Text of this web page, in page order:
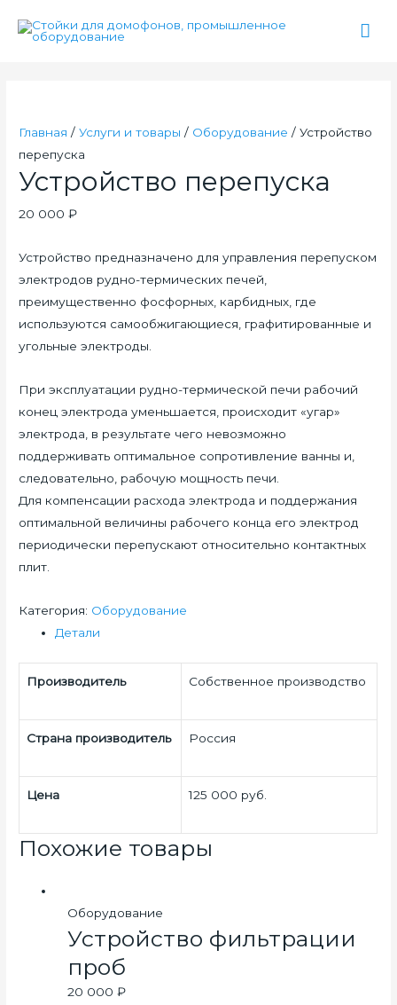
Главная /Услуги и товары / Оборудование / Устройство
перепуска
Устройство перепуска
20 000₽
Устройство предназначено для управления перепуском
электродов рудно-термических печей,
преимущественно фосфорных, карбидных, где
используются самообжигающиеся, графитированные и
угольные электроды.
При эксплуатации рудно-термической печи рабочий
конец электрода уменьшается, происходит «угар»
электрода, в результате чего невозможно
поддерживать оптимальное сопротивление ванны и,
следовательно, рабочую мощность печи.
Для компенсации расхода электрода и поддержания
оптимальной величины рабочего конца его электрод
периодически перепускают относительно контактных
плит.
Количество
Категория: Оборудование
Детали
Производитель Собственное производство
Страна производитель Россия
Цена 125 000 руб.
Похожие товары
Оборудование
Устройство фильтрации
проб
20 000 ₽